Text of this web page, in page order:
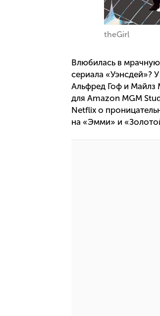
theGirl
Влюбилась в
сериала «Уэнсдей»?
Альфред Гоф и
для Amazon MGM
Netflix о
на «Эмми» и